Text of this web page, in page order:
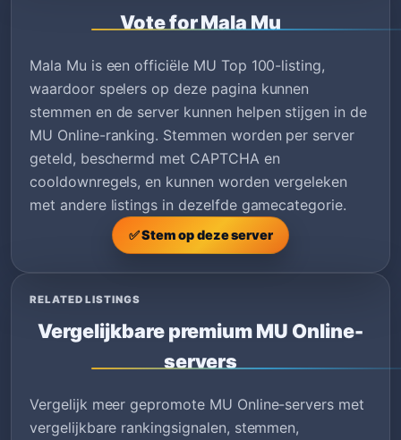
Vote for Mala Mu
Mala Mu is een officiële MU Top 100-listing,
waardoor spelers op deze pagina kunnen
stemmen en de server kunnen helpen stijgen in de
MU Online-ranking. Stemmen worden per server
geteld, beschermd met CAPTCHA en
cooldownregels, en kunnen worden vergeleken
met andere listings in dezelfde gamecategorie.
✅ Stem op deze server
RELATED LISTINGS
Vergelijkbare premium MU Online-
servers
Vergelijk meer gepromote MU Online-servers met
vergelijkbare rankingsignalen, stemmen,